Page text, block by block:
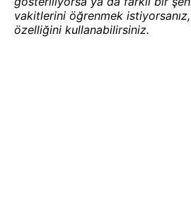
vakitlerini öğrenmek
özelliğini kullanabilirsiniz.